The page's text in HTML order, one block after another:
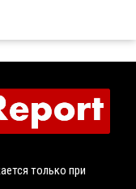
только при